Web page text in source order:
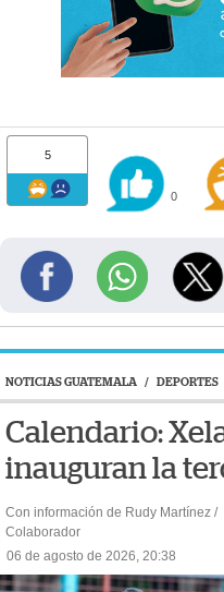
5
0
NOTICIAS GUATEMALA / DEPORTES
Calendario:
inauguran la
Con información de Rudy Martínez /
Colaborador
06 de agosto de 2026, 20:38